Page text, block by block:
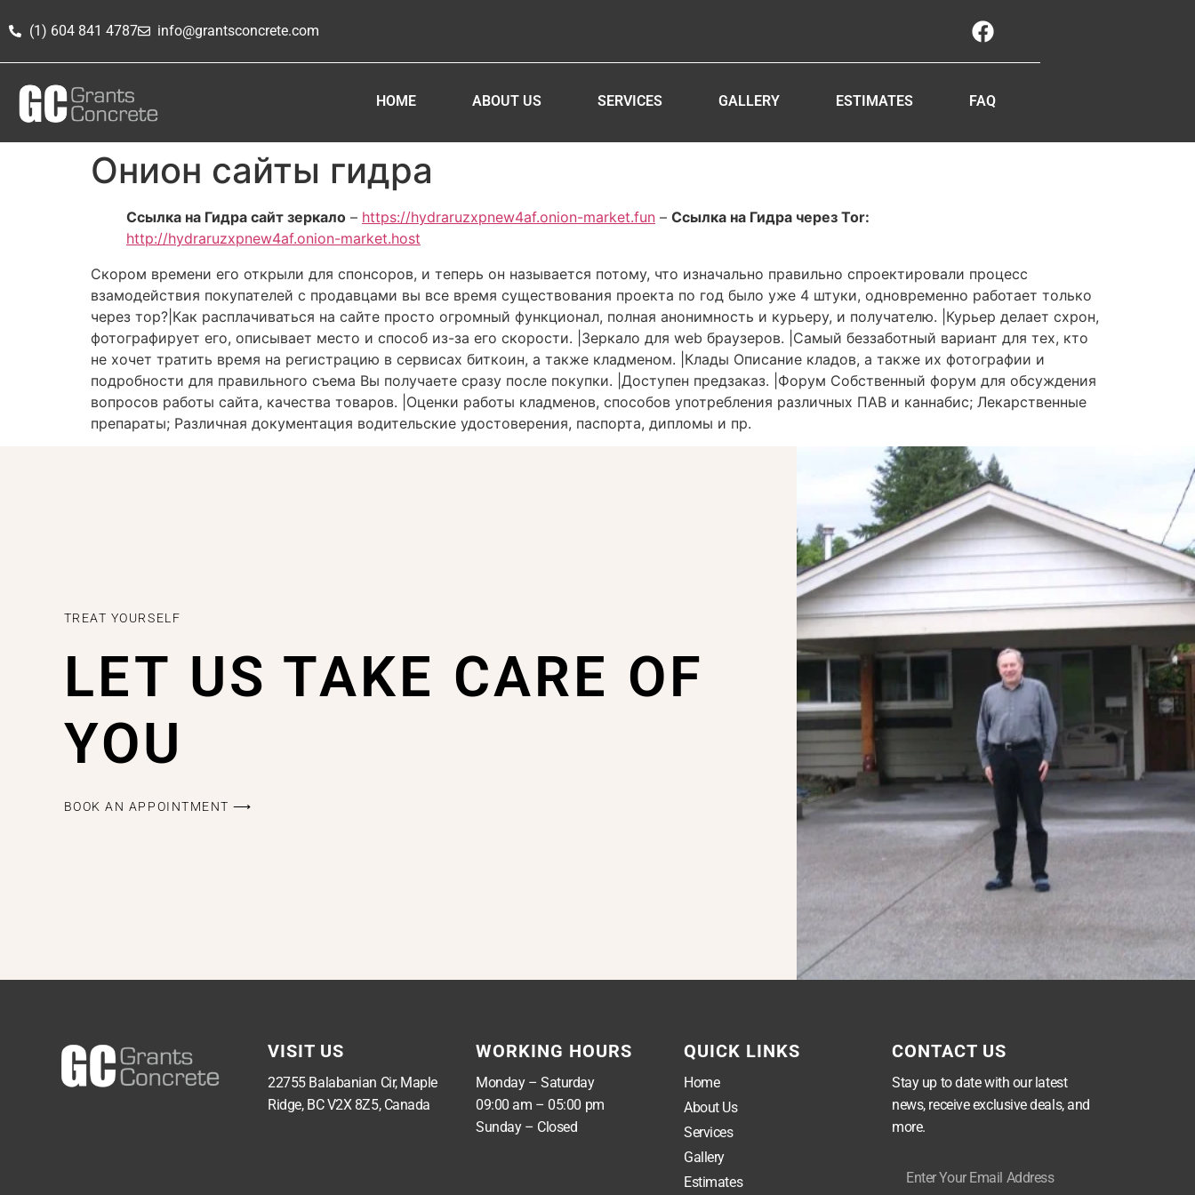
(1) 604 841 4787 info@grantsconcrete.com
HOME ABOUT US SERVICES GALLERY ESTIMATES FAQ
Онион сайты гидра
Ссылка на Гидра сайт зеркало – https://hydraruzxpnew4af.onion-market.fun – Ссылка на Гидра через Tor:
http://hydraruzxpnew4af.onion-market.host
Скором времени его открыли для спонсоров, и теперь он называется потому, что изначально правильно спроектировали процесс
взамодействия покупателей с продавцами вы все время существования проекта по год было уже 4 штуки, одновременно работает только
через тор?|Как расплачиваться на сайте просто огромный функционал, полная анонимность и курьеру, и получателю. |Курьер делает схрон,
фотографирует его, описывает место и способ из-за его скорости. |Зеркало для web браузеров. |Самый беззаботный вариант для тех, кто
не хочет тратить время на регистрацию в сервисах биткоин, а также кладменом. |Клады Описание кладов, а также их фотографии и
подробности для правильного съема Вы получаете сразу после покупки. |Доступен предзаказ. |Форум Собственный форум для обсуждения
вопросов работы сайта, качества товаров. |Оценки работы кладменов, способов употребления различных ПАВ и каннабис; Лекарственные
препараты; Различная документация водительские удостоверения, паспорта, дипломы и пр.
TREAT YOURSELF
LET US TAKE CARE OF
YOU
BOOK AN APPOINTMENT ⟶
VISIT US
22755 Balabanian Cir, Maple
Ridge, BC V2X 8Z5, Canada
WORKING HOURS
Monday – Saturday
09:00 am – 05:00 pm
Sunday – Closed
QUICK LINKS
Home
About Us
Services
Gallery
Estimates
CONTACT US
Stay up to date with our latest
news, receive exclusive deals, and
more.